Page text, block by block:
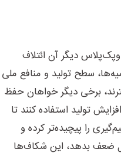
دیگر آن ائتلاف
سطح تولید و منافع ملی
برخی دیگر خواهان حفظ
تولید استفاده کنند تا
را پیچیده‌تر کرده و
ضعف بدهد، این شکاف‌ها